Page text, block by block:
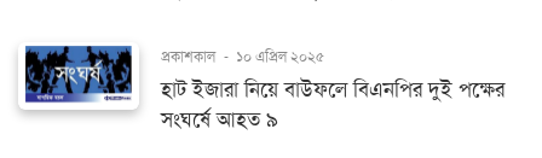
প্রকাশকাল - ১০ এপ্রিল ২০২৫
হাট ইজারা নিয়ে বাউফলে বিএনপির দুই পক্ষের
সংঘর্ষে আহত ৯